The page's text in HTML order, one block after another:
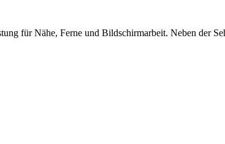
für Nähe, Ferne und Bildschirmarbeit. Neben der